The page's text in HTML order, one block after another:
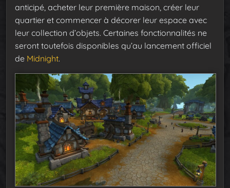
anticipé, acheter leur première maison, créer leur
quartier et commencer à décorer leur espace avec
leur collection d’objets. Certaines fonctionnalités ne
seront toutefois disponibles qu’au lancement officiel
de Midnight.